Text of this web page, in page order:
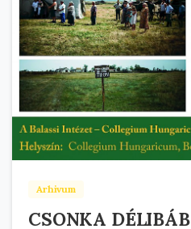
Arhivum
CSONKA DÉLIBÁB